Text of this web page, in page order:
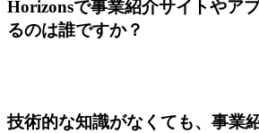
Horizonsで事業紹介サイトやア
るのは誰ですか？
技術的な知識がなくても、事業